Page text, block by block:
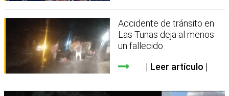
Accidente de tránsito en
Las Tunas deja al menos
un fallecido
Leer artículo